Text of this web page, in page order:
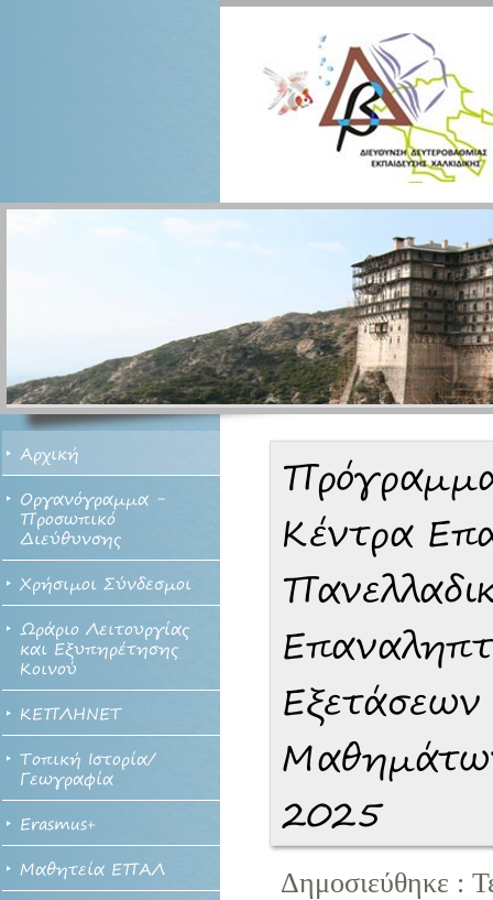
Αρχική
Οργανόγραμμα -
Προσωπικό
Διεύθυνσης
Χρήσιμοι Σύνδεσμοι
Ωράριο Λειτουργίας
και Εξυπηρέτησης
Κοινού
ΚΕΠΛΗΝΕΤ
Τοπική Ιστορία/
Γεωγραφία
Erasmus+
Μαθητεία ΕΠΑΛ
Κέντρα
2025
Δημοσιεύθηκε :